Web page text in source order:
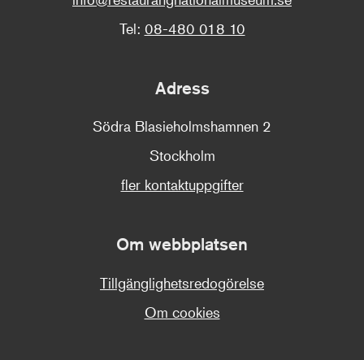
Tel: 08-480 018 10
Adress
Södra Blasieholmshamnen 2
Stockholm
fler kontaktuppgifter
Om webbplatsen
Tillgänglighetsredogörelse
Om cookies